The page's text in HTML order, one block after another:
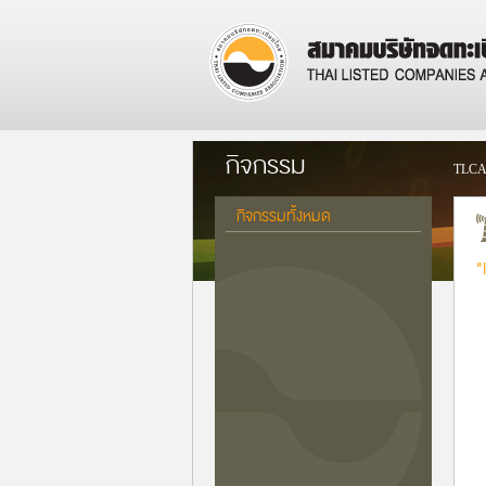
กิจกรรม TLCA
กิจกรรมทั้งหมด